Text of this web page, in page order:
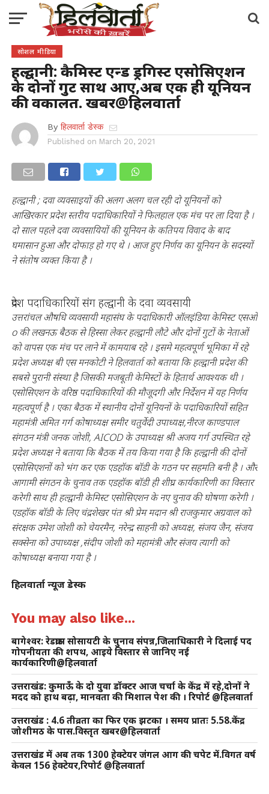
सोशल मीडिया
हल्द्वानी: कैमिस्ट एन्ड ड्रगिस्ट एसोसिएशन
के दोनों गुट साथ आए,अब एक ही यूनियन
की वकालत. खबर@हिलवार्ता
By हिलवार्ता डेस्क
Published on March 20, 2021
हल्द्वानी ; दवा व्यवसाइयों की अलग अलग चल रही दो यूनियनों को
आखिरकार प्रदेश स्तरीय पदाधिकारियों ने फिलहाल एक मंच पर ला दिया है ।
दो साल पहले दवा व्यवसायियों की यूनियन के कतिपय विवाद के बाद
घमासान हुआ और दोफाड़ हो गए थे । आज हुए निर्णय का यूनियन के सदस्यों
ने संतोष व्यक्त किया है ।
प्रदेश पदाधिकारियों संग हल्द्वानी के दवा व्यवसायी
उत्तरांचल औषधि व्यवसायी महासंघ के पदाधिकारी ऑलइंडिया केमिस्ट एसओ
o की लखनऊ बैठक से हिस्सा लेकर हल्द्वानी लौटे और दोनों गुटों के नेताओं
को वापस एक मंच पर लाने में कामयाब रहे । इसमे महत्वपूर्ण भूमिका में रहे
प्रदेश अध्यक्ष बी एस मनकोटी ने हिलवार्ता को बताया कि हल्द्वानी प्रदेश की
सबसे पुरानी संस्था है जिसकी मजबूती केमिस्टों के हितार्थ आवश्यक थी ।
एसोसिएशन के वरिष्ठ पदाधिकारियों की मौजूदगी और निर्देशन में यह निर्णय
महत्वपूर्ण है । एका बैठक में स्थानीय दोनों यूनियनों के पदाधिकारियों सहित
महामंत्री अमित गर्ग कोषाध्यक्ष समीर चतुर्वेदी उपाध्यक्ष,नीरज काण्डपाल
संगठन मंत्री जनक जोशी, AICOD के उपाध्यक्ष श्री अजय गर्ग उपस्थित रहे
प्रदेश अध्यक्ष ने बताया कि बैठक में तय किया गया है कि हल्द्वानी की दोनों
एसोसिएशनों को भंग कर एक एडहॉक बॉडी के गठन पर सहमति बनी है । और
आगामी संगठन के चुनाव तक एडहॉक बॉडी ही शीघ्र कार्यकारिणी का विस्तार
करेगी साथ ही हल्द्वानी केमिस्ट एसोसिएशन के नए चुनाव की घोषणा करेगी ।
एडहॉक बॉडी के लिए चंद्रशेखर पंत श्री प्रेम मदान श्री राजकुमार अग्रवाल को
संरक्षक उमेश जोशी को चेयरमैन, नरेन्द्र साहनी को अध्यक्ष, संजय जैन, संजय
सक्सेना को उपाध्यक्ष ,संदीप जोशी को महामंत्री और संजय त्यागी को
कोषाध्यक्ष बनाया गया है ।
हिलवार्ता न्यूज डेस्क
You may also like...
बागेश्वर: रेडक्रास सोसायटी के चुनाव संपन्न,जिलाधिकारी ने दिलाई पद
गोपनीयता की शपथ, आइये विस्तार से जानिए नई
कार्यकारिणी@हिलवार्ता
उत्तराखंड: कुमाऊँ के दो युवा डॉक्टर आज चर्चा के केंद्र में रहे,दोनों ने
मदद को हाथ बढ़ा, मानवता की मिशाल पेश की । रिपोर्ट @हिलवार्ता
उत्तराखंड : 4.6 तीव्रता का फिर एक झटका । समय प्रातः 5.58.केंद्र
जोशीमठ के पास.विस्तृत खबर@हिलवार्ता
उत्तराखंड में अब तक 1300 हेक्टेयर जंगल आग की चपेट में.विगत वर्ष
केवल 156 हेक्टेयर,रिपोर्ट @हिलवार्ता